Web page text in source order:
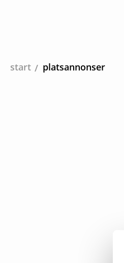
start platsannonser